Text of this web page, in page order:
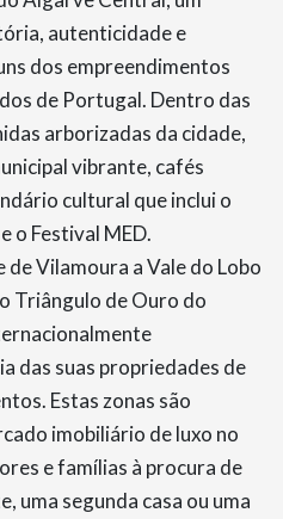
autenticidade e
dos empreendimentos
de Portugal. Dentro das
arborizadas da cidade,
vibrante, cafés
cultural que inclui o
o Festival MED.
Vilamoura a Vale do Lobo
Triângulo de Ouro do
das suas propriedades de
Estas zonas são
imobiliário de luxo no
e famílias à procura de
uma segunda casa ou uma